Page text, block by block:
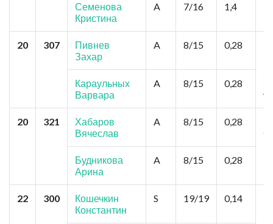
Семенова
Кристина
A 7/16 1,4
20 307
Пивнев
Захар
A 8/15 0,28
Караульных
Варвара
A 8/15 0,28
20 321
Хабаров
Вячеслав
A 8/15 0,28
Будникова
Арина
A 8/15 0,28
22 300
Кошечкин
Константин
S 19/19 0,14